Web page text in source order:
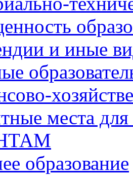
и иные
места
образование